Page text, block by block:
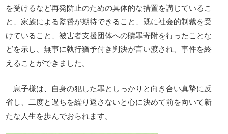
を受けるなど再発防止のための具体的な措置を講じているこ
と、家族による監督が期待できること、既に社会的制裁を受
けていること、被害者支援団体への贖罪寄附を行ったことな
どを示し、無事に執行猶予付き判決が言い渡され、事件を終
えることができました。
息子様は、自身の犯した罪としっかりと向き合い真摯に反
省し、二度と過ちを繰り返さないと心に決めて前を向いて新
たな人生を歩んでおられます。